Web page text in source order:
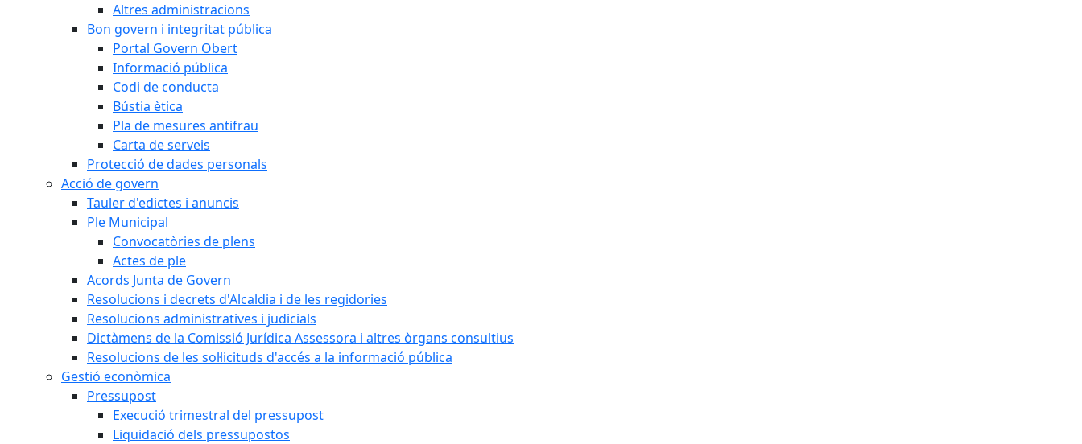
Altres administracions
Bon govern i integritat pública
Portal Govern Obert
Informació pública
Codi de conducta
Bústia ètica
Pla de mesures antifrau
Carta de serveis
Protecció de dades personals
Acció de govern
Tauler d'edictes i anuncis
Ple Municipal
Convocatòries de plens
Actes de ple
Acords Junta de Govern
Resolucions i decrets d'Alcaldia i de les regidories
Resolucions administratives i judicials
Dictàmens de la Comissió Jurídica Assessora i altres òrgans consultius
Resolucions de les sol·licituds d'accés a la informació pública
Gestió econòmica
Pressupost
Execució trimestral del pressupost
Liquidació dels pressupostos